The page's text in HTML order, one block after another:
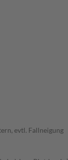
evtl. Fallneigung